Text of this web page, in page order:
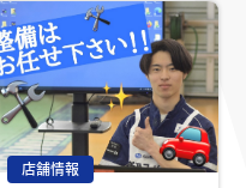
店舗情報